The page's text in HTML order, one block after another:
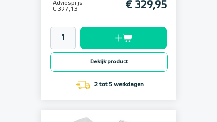
Adviesprijs
€ 397,13
€ 329,95
Bekijk product
2 tot 5 werkdagen